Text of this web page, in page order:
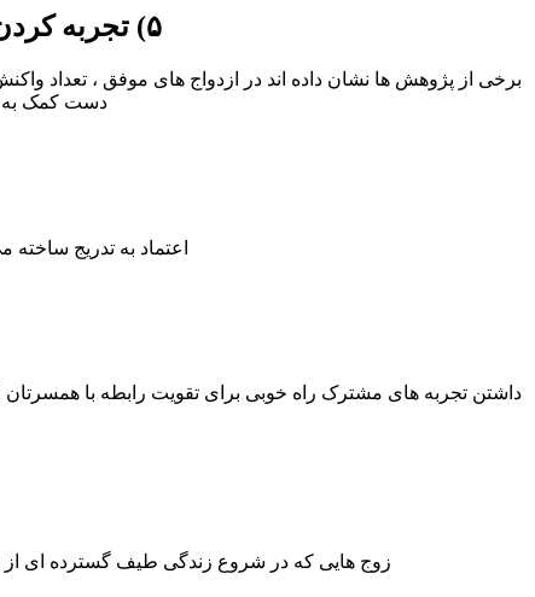
۵) تجربه کردن واکنش های دوجانبه مثبت بیشتر نسبت به واکنش های منفی
دست کمک به
اعتماد به تدریج
داشتن تجربه های مشترک راه خوبی برای تقویت رابطه با همسرتان
زوج هایی که در شروع زندگی طیف گسترده ای از